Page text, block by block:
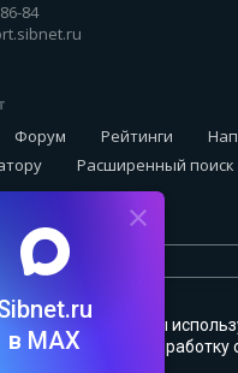
84
Форум Рейтинги
Расширенный поиск
на новинки
был удобным, мы
Можете запретить обработку
в MAX